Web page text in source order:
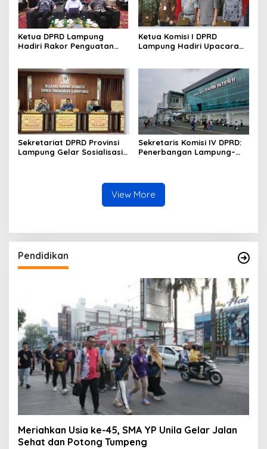
Ketua DPRD Lampung
Hadiri Rakor Penguatan
Ketua Komisi I DPRD
Lampung Hadiri Upacara
Sekretariat DPRD Provinsi
Lampung Gelar Sosialisasi
Sekretaris Komisi IV DPRD:
Penerbangan Lampung–
View More
Pendidikan
Meriahkan Usia ke-45, SMA YP Unila Gelar Jalan
Sehat dan Potong Tumpeng